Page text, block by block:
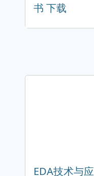
书 下载
EDA技术与应